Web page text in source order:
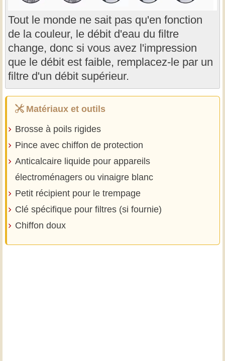
Tout le monde ne sait pas qu'en fonction
de la couleur, le débit d'eau du filtre
change, donc si vous avez l'impression
que le débit est faible, remplacez-le par un
filtre d'un débit supérieur.
Matériaux et outils
Brosse à poils rigides
Pince avec chiffon de protection
Anticalcaire liquide pour appareils
électroménagers ou vinaigre blanc
Petit récipient pour le trempage
Clé spécifique pour filtres (si fournie)
Chiffon doux